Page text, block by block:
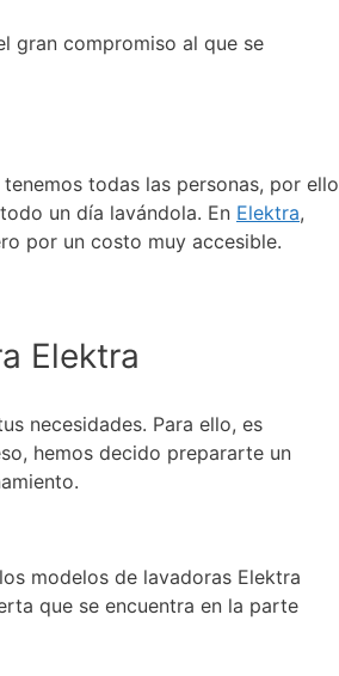
gran compromiso al que se
todas las personas, por ello
un día lavándola. En Elektra,
por un costo muy accesible.
Elektra
necesidades. Para ello, es
hemos decido prepararte un
modelos de lavadoras Elektra
que se encuentra en la parte